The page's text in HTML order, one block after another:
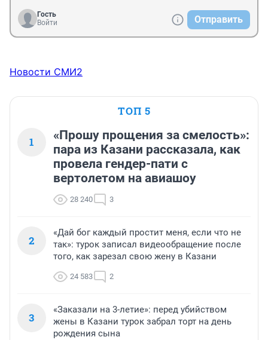
Гость
Войти
Отправить
Новости СМИ2
ТОП 5
1
«Прошу прощения за смелость»:
пара из Казани рассказала, как
провела гендер-пати с
вертолетом на авиашоу
28 240 3
2
«Дай бог каждый простит меня, если что не
так»: турок записал видеообращение после
того, как зарезал свою жену в Казани
24 583 2
3
«Заказали на 3-летие»: перед убийством
жены в Казани турок забрал торт на день
рождения сына